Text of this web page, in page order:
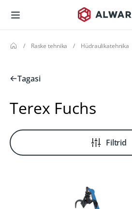
/ Raske tehnika / Hüdraulikatehnika
Tagasi
Terex Fuchs
Filtrid